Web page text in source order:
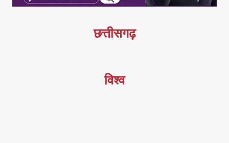
छत्तीसगढ़
विश्व